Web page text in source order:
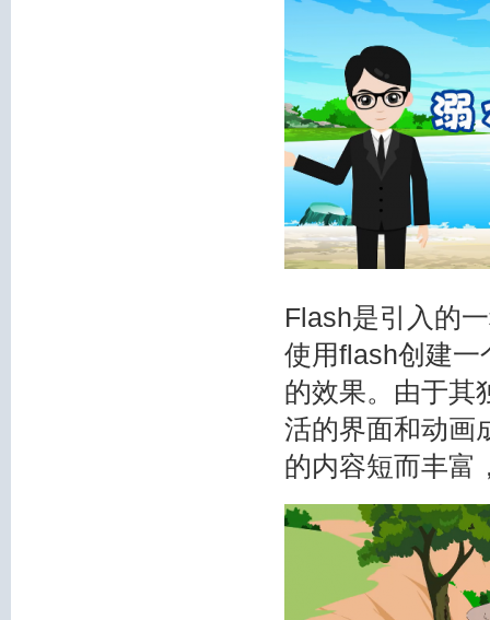
Flash是引入的
使用flash创建一
的效果。由于其
活的界面和动画
的内容短而丰富